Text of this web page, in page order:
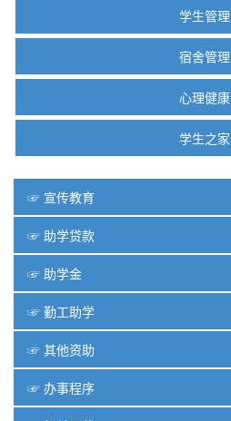
学生管理
宿舍管理
心理健康
学生之家
☞ 宣传教育
☞ 助学贷款
☞ 助学金
☞ 勤工助学
☞ 其他资助
☞ 办事程序